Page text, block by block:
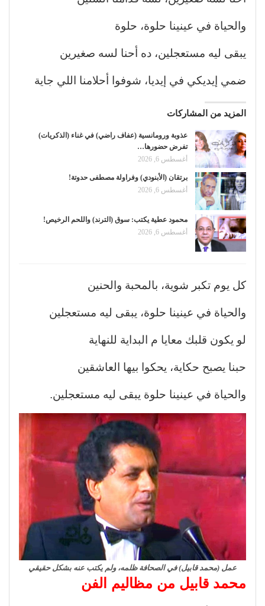
والحياة في عينينا حلوة، حلوة
يبقى ليه مستعجلين، ده أحنا لسه صغيرين
ضمي إيديكي في إيديا، شوفوا أحلامنا اللي جاية
المزيد من المشاركات
عذوبة ورومانسية (عفاف راضي) في غناء (الذكريات)
تفرض حضورها…
أغسطس 6, 2026
برتقان (الأبنودي) وفراولة مصطفى حدوتة!
أغسطس 6, 2026
محمود عطية يكتب: سوق (الترند) واللحم الرخيص!
أغسطس 6, 2026
كل يوم تكبر شوية، بالمحبة والحنين
والحياة في عينينا حلوة، يبقى ليه مستعجلين
لو يكون قلبك معايا م البداية للنهاية
حبنا يصبح حكاية، يحكوا بيها العاشقين
والحياة في عينينا حلوة يبقى ليه مستعجلين.
عمل (محمد قابيل) في الصحافة ظلمه، ولم يكتب عنه بشكل حقيقي
محمد قابيل من مظاليم الفن